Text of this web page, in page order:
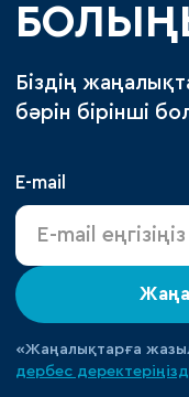
Біздің
бәрін бірінші
E-mail
«Жаңалықтарға
дербес